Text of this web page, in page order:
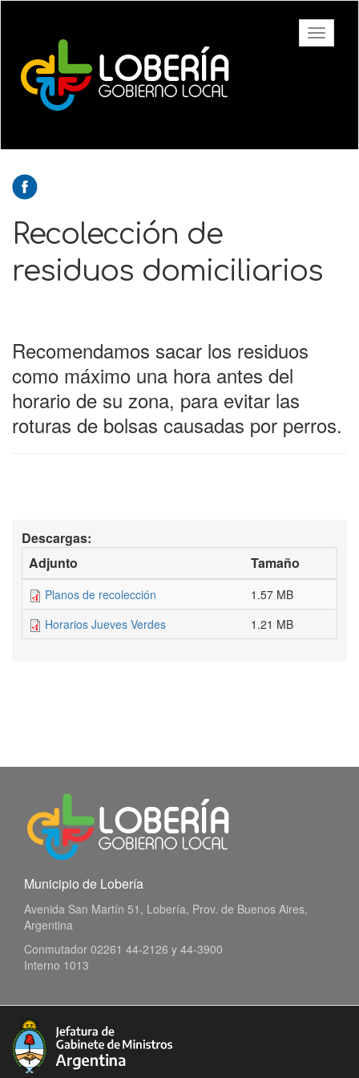
principal
Toggle
Recolección de
residuos domiciliarios
Recomendamos sacar los residuos
como máximo una hora antes del
horario de su zona, para evitar las
roturas de bolsas causadas por perros.
Descargas:
Adjunto
Tamaño
Planos de recolección
1.57 MB
Horarios Jueves Verdes
1.21 MB
Municipio de Lobería
Avenida San Martín 51, Lobería, Prov. de Buenos Aires,
Argentina
Conmutador 02261 44-2126 y 44-3900
Interno 1013